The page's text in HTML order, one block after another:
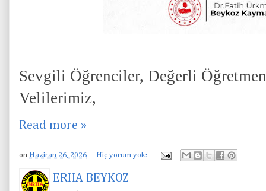
Sevgili Öğrenciler, Değerli
Velilerimiz,
Read more »
on Haziran 26, 2026 Hiç yorum yok:
ERHA BEYKOZ